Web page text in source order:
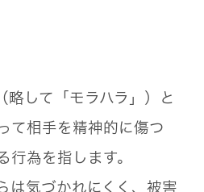
略して「モラハラ」）と
て相手を精神的に傷つ
行為を指します。
は気づかれにくく、被害